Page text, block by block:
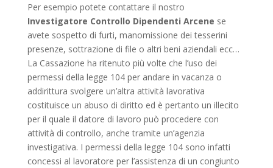
Per esempio potete contattare il nostro
Investigatore Controllo Dipendenti Arcene se
avete sospetto di furti, manomissione dei tesserini
presenze, sottrazione di file o altri beni aziendali ecc…
La Cassazione ha ritenuto più volte che l’uso dei
permessi della legge 104 per andare in vacanza o
addirittura svolgere un’altra attività lavorativa
costituisce un abuso di diritto ed è pertanto un illecito
per il quale il datore di lavoro può procedere con
attività di controllo, anche tramite un’agenzia
investigativa. I permessi della legge 104 sono infatti
concessi al lavoratore per l’assistenza di un congiunto